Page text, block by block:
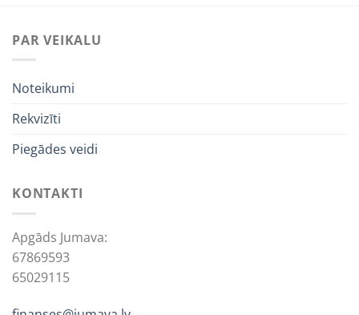
PAR VEIKALU
Noteikumi
Rekvizīti
Piegādes veidi
KONTAKTI
Apgāds Jumava:
67869593
65029115